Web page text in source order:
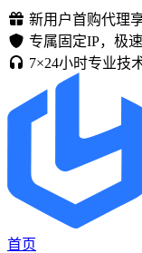
新用户首购代理
专属固定IP，极
7×24小时专业技
首页